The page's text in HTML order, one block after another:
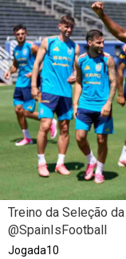
Treino da Seleção
@SpainIsFootball
Jogada10